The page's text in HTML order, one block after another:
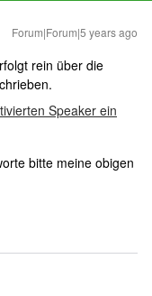
Forum|Forum|5 years ago
rein über die
Speaker ein
bitte meine obigen